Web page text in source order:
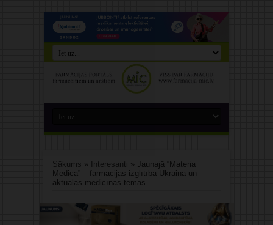
Sākums » Interesanti » Jaunajā “Materia
Medica” – farmācijas izglītība Ukrainā un
aktuālas medicīnas tēmas